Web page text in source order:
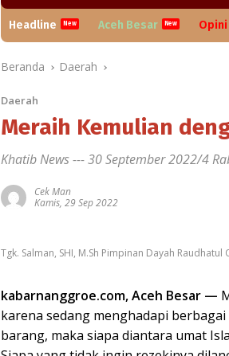
e
Headline Aceh Besar Opini
Beranda Daerah
Daerah
Meraih Kemulian
Khatib News --- 30 September 2022/4
Cek Man
Kamis, 29 Sep 2022
Tgk. Salman, SHI, M.Sh Pimpinan Dayah
kabarnanggroe.com, Aceh Besar —
karena sedang menghadapi
barang, maka siapa diantara umat